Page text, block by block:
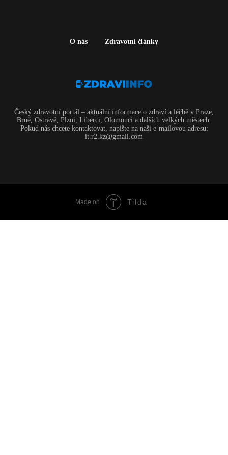
O nás Zdravotní články
Český zdravotní portál – aktuální informace o zdraví a léčbě v Praze,
Brně, Ostravě, Plzni, Liberci, Olomouci a dalších velkých městech.
Pokud nás chcete kontaktovat, napište na naši e-mailovou adresu:
it.r2.kz@gmail.com
Made on Tilda